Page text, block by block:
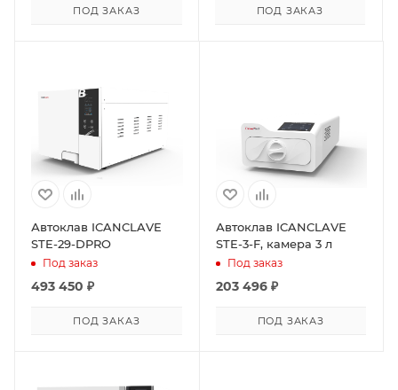
ПОД ЗАКАЗ ПОД ЗАКАЗ
Автоклав ICANCLAVE
STE-29-DPRO
Под заказ
493 450 ₽
ПОД ЗАКАЗ
Автоклав ICANCLAVE
STE-3-F, камера 3 л
Под заказ
203 496₽
ПОД ЗАКАЗ